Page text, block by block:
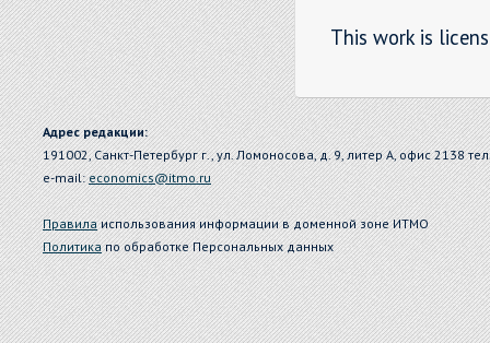
This work is
Адрес редакции:
191002, Санкт-Петербург г., ул. Ломоносова, д. 9, литер А, офис 2138
e-mail:economics@itmo.ru
Правилаиспользования информации в доменной зоне ИТМО
Политикапо обработке Персональных данных